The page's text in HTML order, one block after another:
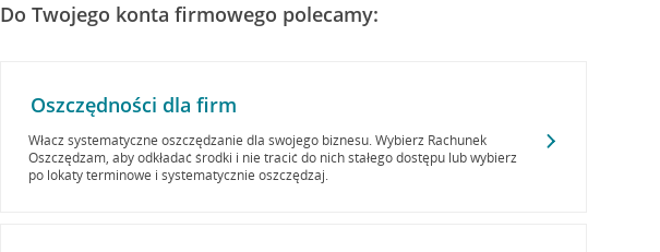
Do Twojego konta firmowego polecamy:
Oszczędności dla firm
Włacz systematyczne oszczędzanie dla swojego biznesu. Wybierz Rachunek
Oszczędzam, aby odkładać środki i nie tracić do nich stałego dostępu lub wybierz
po lokaty terminowe i systematycznie oszczędzaj.